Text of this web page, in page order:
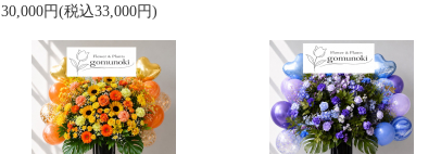
30,000円(税込33,000円)